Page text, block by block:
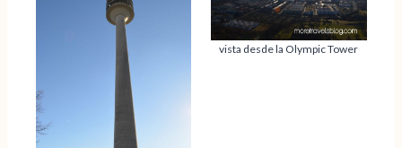
vista desde la Olympic Tower